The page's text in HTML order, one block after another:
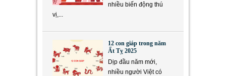
nhiều biến động thú
vị,...
12 con giáp trong năm
Ất Tỵ 2025
Dịp đầu năm mới,
nhiều người Việt có